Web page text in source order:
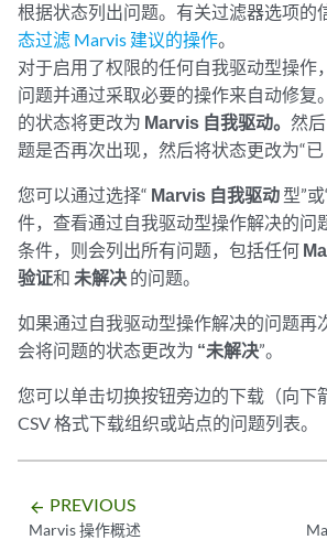
根据状态列出问题。有关过滤器选项的
态过滤 Marvis 建议的操作。
对于启用了权限的任何自我驱动型操作
问题并通过采取必要的操作来自动修复
的状态将更改为 Marvis 自我驱动。 然
题是否再次出现，然后将状态更改为“已
您可以通过选择“ Marvis 自我驱动 型”或
件，查看通过自我驱动型操作解决的问
条件，则会列出所有问题，包括任何
验证和 未解决 的问题。
如果通过自我驱动型操作解决的问题再
会将问题的状态更改为 “未解决”。
您可以单击切换按钮旁边的下载（向下
CSV 格式下载组织或站点的问题列表。
arrow_backward PREVIOUS
Marvis 操作概述